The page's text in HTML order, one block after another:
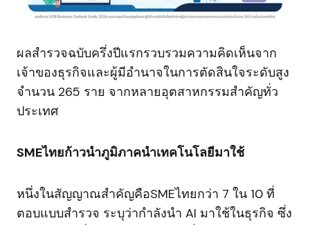
ผลสำรวจฉบับครึ่งปีแรกรวบรวมความคิดเห็นจาก
เจ้าของธุรกิจและผู้มีอำนาจในการตัดสินใจระดับสูง
จำนวน 265 ราย จากหลายอุตสาหกรรมสำคัญทั่ว
ประเทศ
SMEไทยก้าวนำภูมิภาคนำเทคโนโลยีมาใช้
หนึ่งในสัญญาณสำคัญคือSMEไทยกว่า 7 ใน 10 ที่
ตอบแบบสำรวจ ระบุว่ากำลังนำ AI มาใช้ในธุรกิจ ซึ่ง